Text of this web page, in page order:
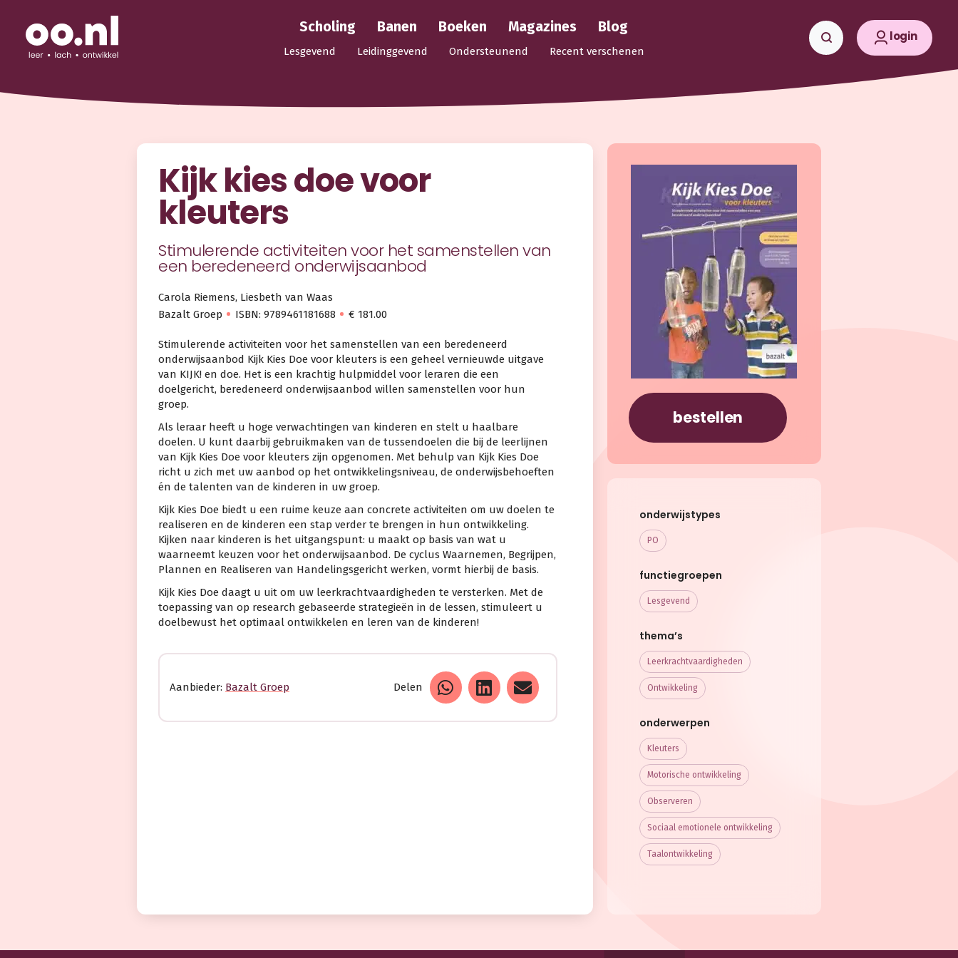
Scholing Banen Boeken Magazines Blog
Lesgevend Leidinggevend Ondersteunend Recent verschenen
login
Kijk kies doe voor
kleuters
Stimulerende activiteiten voor het samenstellen van
een beredeneerd onderwijsaanbod
Carola Riemens, Liesbeth van Waas
Bazalt Groep
ISBN: 9789461181688 € 181.00
Stimulerende activiteiten voor het samenstellen van een beredeneerd
onderwijsaanbod Kijk Kies Doe voor kleuters is een geheel vernieuwde uitgave
van KIJK! en doe. Het is een krachtig hulpmiddel voor leraren die een
doelgericht, beredeneerd onderwijsaanbod willen samenstellen voor hun
groep.
Als leraar heeft u hoge verwachtingen van kinderen en stelt u haalbare
doelen. U kunt daarbij gebruikmaken van de tussendoelen die bij de leerlijnen
van Kijk Kies Doe voor kleuters zijn opgenomen. Met behulp van Kijk Kies Doe
richt u zich met uw aanbod op het ontwikkelingsniveau, de onderwijsbehoeften
én de talenten van de kinderen in uw groep.
Kijk Kies Doe biedt u een ruime keuze aan concrete activiteiten om uw doelen te
realiseren en de kinderen een stap verder te brengen in hun ontwikkeling.
Kijken naar kinderen is het uitgangspunt: u maakt op basis van wat u
waarneemt keuzen voor het onderwijsaanbod. De cyclus Waarnemen, Begrijpen,
Plannen en Realiseren van Handelingsgericht werken, vormt hierbij de basis.
Kijk Kies Doe daagt u uit om uw leerkrachtvaardigheden te versterken. Met de
toepassing van op research gebaseerde strategieën in de lessen, stimuleert u
doelbewust het optimaal ontwikkelen en leren van de kinderen!
Aanbieder: Bazalt Groep Delen
bestellen
onderwijstypes
PO
functiegroepen
Lesgevend
thema’s
Leerkracht­vaardigheden
Ontwikkeling
onderwerpen
Kleuters
Motorische ontwikkeling
Observeren
Sociaal emotionele ontwikkeling
Taalontwikkeling